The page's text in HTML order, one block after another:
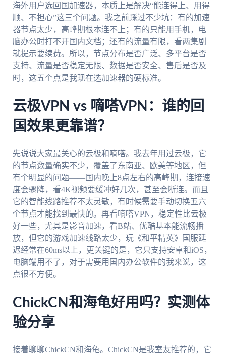
海外用户选回国加速器，本质上是解决“能连得上、用得
顺、不担心”这三个问题。我之前踩过不少坑：有的加速
器节点太少，高峰期根本连不上；有的只能用手机，电
脑办公时打不开国内文档；还有的流量有限，看两集剧
就提示要续费。所以，节点分布是否广泛、多平台是否
支持、流量是否稳定无限、数据是否安全、售后是否及
时，这五个点是我现在选加速器的硬标准。
云极VPN vs 嘀嗒VPN：谁的回
国效果更靠谱？
先说说大家最关心的云极和嘀嗒。我去年用过云极，它
的节点数量确实不少，覆盖了东南亚、欧美等地区，但
有个明显的问题——国内晚上8点左右的高峰期，连接速
度会骤降，看4K视频要缓冲好几次，甚至会断连。而且
它的智能线路推荐不太灵敏，有时候需要手动切换五六
个节点才能找到最快的。再看嘀嗒VPN，稳定性比云极
好一些，尤其是影音加速，看B站、优酷基本能流畅播
放，但它的游戏加速线路太少，玩《和平精英》国服延
迟经常在60ms以上，更关键的是，它只支持安卓和iOS，
电脑端用不了，对于需要用国内办公软件的我来说，这
点很不方便。
ChickCN和海龟好用吗？实测体
验分享
接着聊聊ChickCN和海龟。ChickCN是我室友推荐的，它